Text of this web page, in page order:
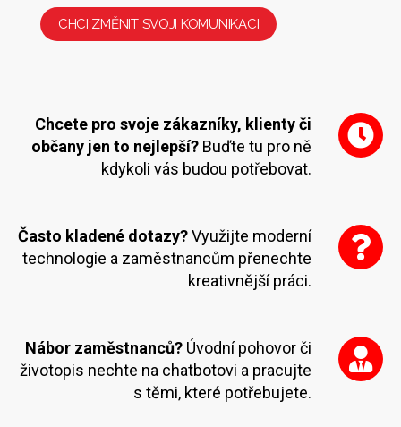
CHCI ZMĚNIT SVOJI KOMUNIKACI
Chcete pro svoje zákazníky, klienty či
občany jen to nejlepší? Buďte tu pro ně
kdykoli vás budou potřebovat.
Často kladené dotazy?Využijte moderní
technologie a zaměstnancům přenechte
kreativnější práci.
Nábor zaměstnanců? Úvodní pohovor či
životopis nechte na chatbotovi a pracujte
s těmi, které potřebujete.